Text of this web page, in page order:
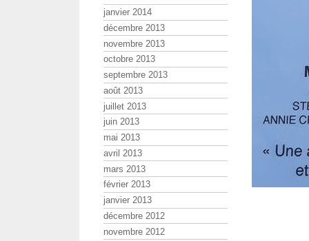
janvier 2014
décembre 2013
novembre 2013
octobre 2013
septembre 2013
août 2013
juillet 2013
juin 2013
mai 2013
avril 2013
mars 2013
février 2013
janvier 2013
décembre 2012
novembre 2012